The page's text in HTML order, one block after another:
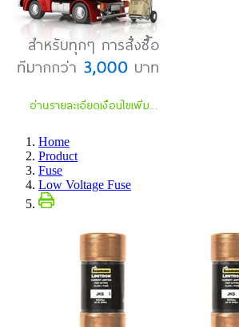
Home
Product
Fuse
Low Voltage Fuse